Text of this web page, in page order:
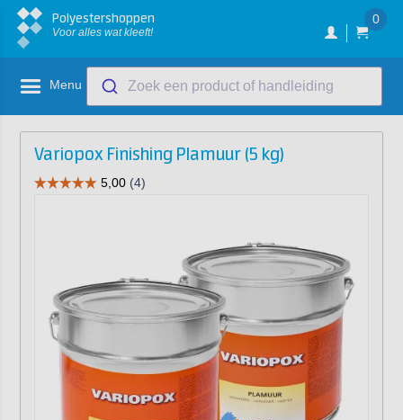
Polyestershoppen
Voor alles wat kleeft!
0
Menu Zoek een product of handleiding
Variopox Finishing Plamuur (5 kg)